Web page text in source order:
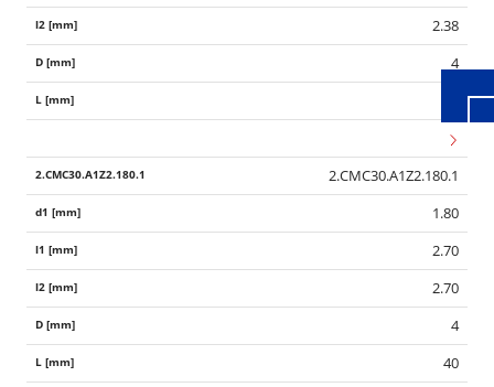
2.38
4
2.CMC30.A1Z2.180.1
1.80
2.70
2.70
4
40